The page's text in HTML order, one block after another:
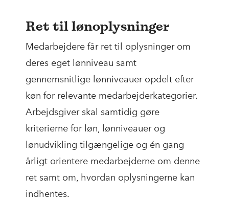
Ret til lønoplysninger
Medarbejdere får ret til oplysninger om
deres eget lønniveau samt
gennemsnitlige lønniveauer opdelt efter
køn for relevante medarbejderkategorier.
Arbejdsgiver skal samtidig gøre
kriterierne for løn, lønniveauer og
lønudvikling tilgængelige og én gang
årligt orientere medarbejderne om denne
ret samt om, hvordan oplysningerne kan
indhentes.